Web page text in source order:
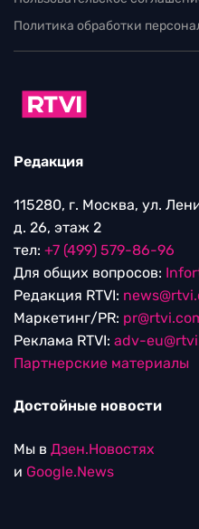
Политика обработки
Редакция
115280, г. Москва, ул.
д. 26, этаж 2
тел: +7 (499) 579-86-96
Для общих вопросов:
Редакция RTVI:
Маркетинг/PR:
Реклама RTVI: adv-
Партнерские материалы
Достойные новости
Мы в Дзен.Новостях
и Google.News